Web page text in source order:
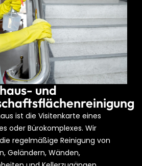
und
ist die Visitenkarte eines
oder Bürokomplexes. Wir
regelmäßige Reinigung von
Geländern, Wänden,